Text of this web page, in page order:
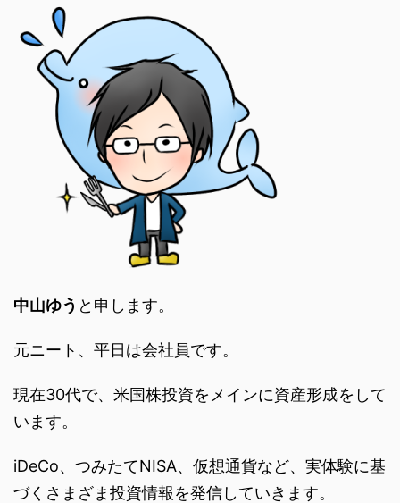
中山ゆう と申します。
元ニート、平日は会社員です。
現在30代で、米国株投資をメインに資産形成をして
います。
iDeCo、つみたてNISA、仮想通貨など、実体験に基
づくさまざま投資情報を発信していきます。